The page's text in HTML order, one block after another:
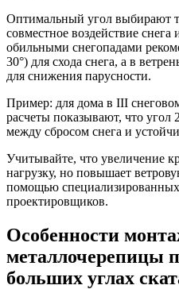
Оптимальный угол выбирают
совместное воздействие снега
обильными снегопадами
30°) для схода снега, а в
для снижения парусности.
Пример: для дома в III
расчеты показывают, что угол
между сбросом снега и
Учитывайте, что увеличение
нагрузку, но повышает
помощью
проектировщиков.
Особенности
металлочерепицы
больших углах